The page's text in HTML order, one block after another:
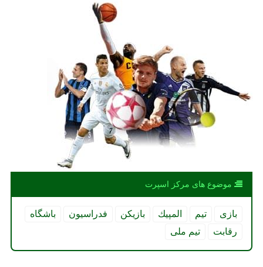
موضوع های مركز اسپرت
بازی تیم المپیك بازیكن فدراسیون
باشگاه
رقابت
تیم ملی